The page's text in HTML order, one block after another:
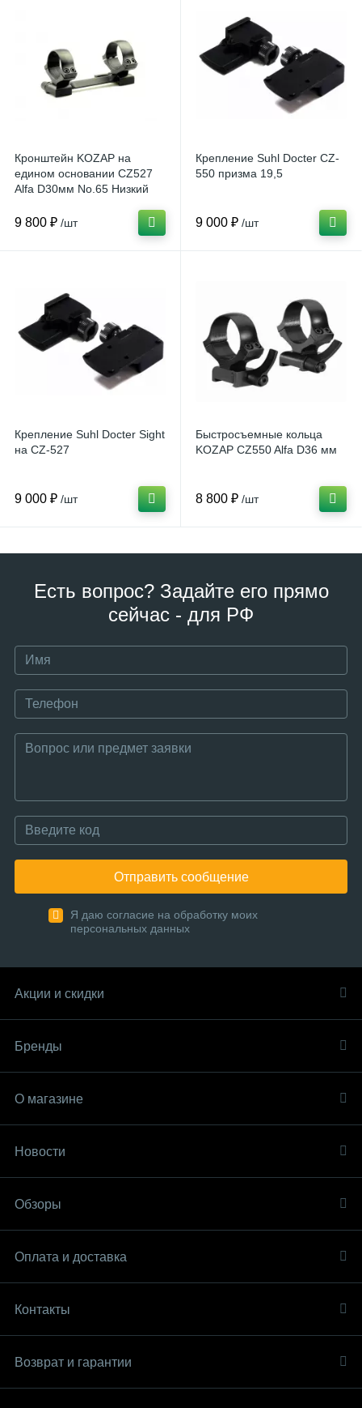
Кронштейн KOZAP на
едином основании CZ527
Alfa D30мм No.65 Низкий
9 800 ₽ /шт
Крепление Suhl Docter CZ-
550 призма 19,5
9 000 ₽ /шт
Крепление Suhl Docter Sight
на CZ-527
9 000 ₽ /шт
Быстросъемные кольца
KOZAP CZ550 Alfa D36 мм
8 800 ₽ /шт
Есть вопрос? Задайте его прямо
сейчас - для РФ
Отправить сообщение
Я даю согласие на обработку моих
персональных данных
Акции и скидки
Бренды
О магазине
Новости
Обзоры
Оплата и доставка
Контакты
Возврат и гарантии